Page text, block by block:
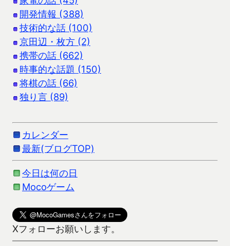
開発情報 (388)
技術的な話 (100)
京田辺・枚方 (2)
携帯の話 (662)
時事的な話題 (150)
将棋の話 (66)
独り言 (89)
カレンダー
最新(ブログTOP)
今日は何の日
Mocoゲーム
Xフォローお願いします。